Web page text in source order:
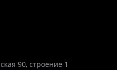
90, строение 1